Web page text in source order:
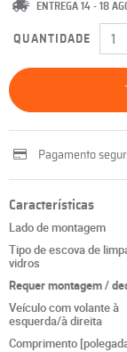
ENTREGA 14 - 18
QUANTIDADE
Pagamento
Características
Lado de montagem
Tipo de escova de
vidros
Requer montagem /
Veículo com volante à
esquerda/à direita
Comprimento